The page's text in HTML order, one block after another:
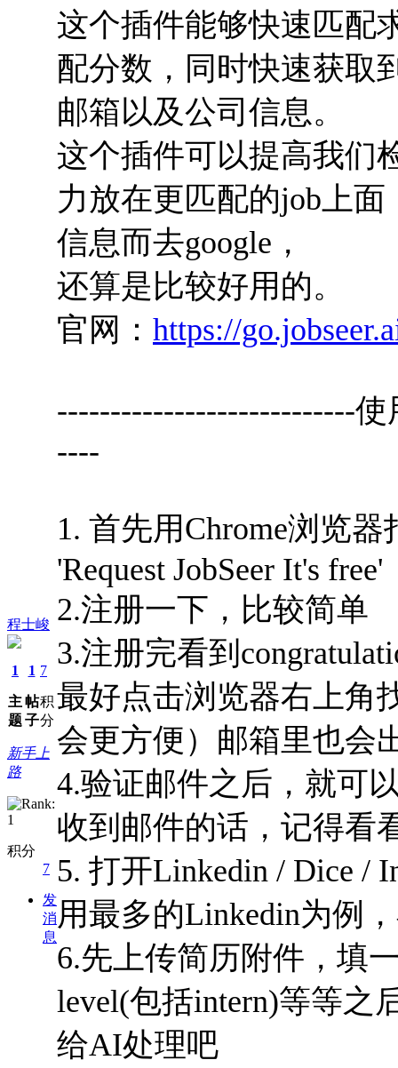
程士峻
1
主
题
1
帖
子
7
积
分
新手上
路
积分
7
发
消
息
这个插件能够快速匹配
配分数，同时快速获取
邮箱以及公司信息。
这个插件可以提高我们
力放在更匹配的job上
信息而去google，
还算是比较好用的。
官网： https://
----------------------------
----
1. 首先用Chrome浏览
'Request JobSeer It's free'
2.注册一下，比较简单
3.注册完看到
最好点击浏览器右上角
会更方便）邮箱里也会
4.验证邮件之后，就可
收到邮件的话，记得看
5. 打开Linkedin / Dice /
用最多的Linkedin为例
6.先上传简历附件，填
level(包括intern)等等之
给AI处理吧